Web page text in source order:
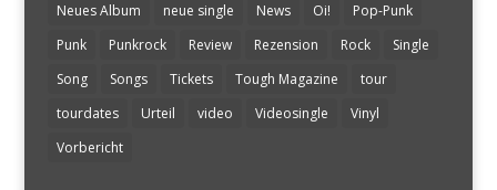
Neues Album
neue single News Oi!
Pop-Punk
Punk
Punkrock Review Rezension Rock
Single
Song
Songs Tickets Tough Magazine
tour
tourdates
Urteil video Videosingle
Vinyl
Vorbericht